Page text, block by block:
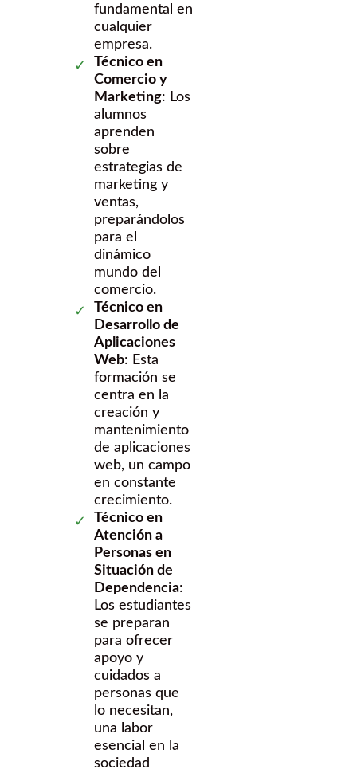
fundamental en
cualquier
empresa.
Técnico en
Comercio y
Marketing: Los
alumnos
aprenden
sobre
estrategias de
marketing y
ventas,
preparándolos
para el
dinámico
mundo del
comercio.
Técnico en
Desarrollo de
Aplicaciones
Web: Esta
formación se
centra en la
creación y
mantenimiento
de aplicaciones
web, un campo
en constante
crecimiento.
Técnico en
Atención a
Personas en
Situación de
Dependencia:
Los estudiantes
se preparan
para ofrecer
apoyo y
cuidados a
personas que
lo necesitan,
una labor
esencial en la
sociedad